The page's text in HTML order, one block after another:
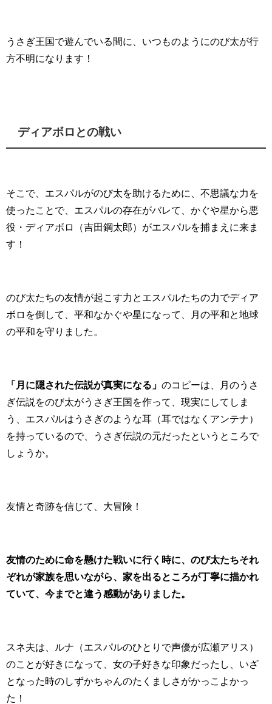
うさぎ王国で遊んでいる間に、いつものようにのび太が行
方不明になります！
ディアボロとの戦い
そこで、エスパルがのび太を助けるために、不思議な力を
使ったことで、エスパルの存在がバレて、かぐや星から悪
役・ディアボロ（吉田鋼太郎）がエスパルを捕まえに来ま
す！
のび太たちの友情が起こす力とエスパルたちの力でディア
ボロを倒して、平和なかぐや星になって、月の平和と地球
の平和を守りました。
「月に隠された伝説が真実になる」 のコピーは、月のうさ
ぎ伝説をのび太がうさぎ王国を作って、現実にしてしま
う、エスパルはうさぎのような耳（耳ではなくアンテナ）
を持っているので、うさぎ伝説の元だったというところで
しょうか。
友情と奇跡を信じて、大冒険！
友情のために命を懸けた戦いに行く時に、のび太たちそれ
ぞれが家族を思いながら、家を出るところが丁寧に描かれ
ていて、今までと違う感動がありました。
スネ夫は、ルナ（エスパルのひとりで声優が広瀬アリス）
のことが好きになって、女の子好きな印象だったし、いざ
となった時のしずかちゃんのたくましさがかっこよかっ
た！